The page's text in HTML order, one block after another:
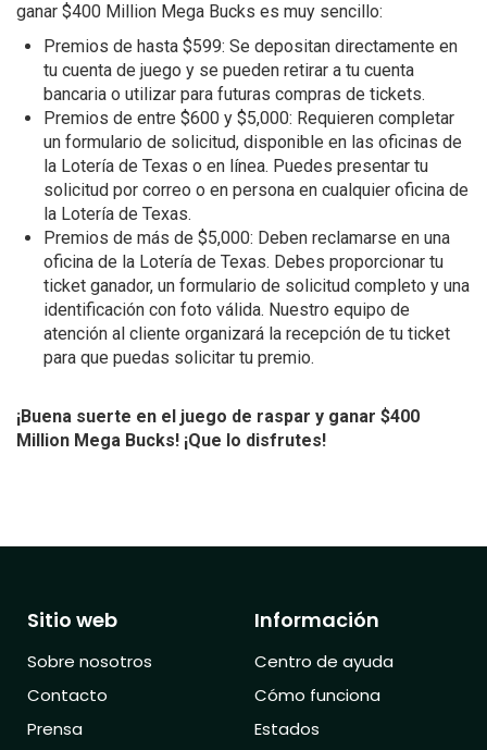
ganar $400 Million Mega Bucks es muy sencillo:
Premios de hasta $599: Se depositan directamente en
tu cuenta de juego y se pueden retirar a tu cuenta
bancaria o utilizar para futuras compras de tickets.
Premios de entre $600 y $5,000: Requieren completar
un formulario de solicitud, disponible en las oficinas de
la Lotería de Texas o en línea. Puedes presentar tu
solicitud por correo o en persona en cualquier oficina de
la Lotería de Texas.
Premios de más de $5,000: Deben reclamarse en una
oficina de la Lotería de Texas. Debes proporcionar tu
ticket ganador, un formulario de solicitud completo y una
identificación con foto válida. Nuestro equipo de
atención al cliente organizará la recepción de tu ticket
para que puedas solicitar tu premio.
¡Buena suerte en el juego de raspar y ganar $400
Million Mega Bucks! ¡Que lo disfrutes!
Sitio web
Sobre nosotros
Contacto
Prensa
Información
Centro de ayuda
Cómo funciona
Estados